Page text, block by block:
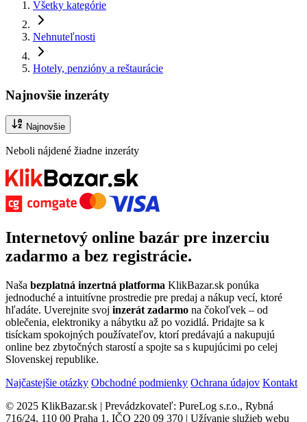
Všetky kategórie
Nehnuteľnosti
Hotely, penzióny a reštaurácie
Najnovšie inzeráty
Najnovšie
Neboli nájdené žiadne inzeráty
Internetový online bazár pre inzerciu
zadarmo a bez registrácie.
Naša bezplatná inzertná platforma KlikBazar.sk ponúka
jednoduché a intuitívne prostredie pre predaj a nákup vecí, ktoré
hľadáte. Uverejnite svoj inzerát zadarmo na čokoľvek – od
oblečenia, elektroniky a nábytku až po vozidlá. Pridajte sa k
tisíckam spokojných používateľov, ktorí predávajú a nakupujú
online bez zbytočných starostí a spojte sa s kupujúcimi po celej
Slovenskej republike.
Najčastejšie otázky Obchodné podmienky Ochrana údajov Kontakt
© 2025 KlikBazar.sk | Prevádzkovateľ: PureLog s.r.o., Rybná
716/24, 110 00 Praha 1, IČO 220 09 370 | Užívanie služieb webu